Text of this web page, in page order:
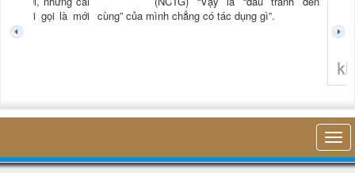
mới gọi là mới cùng” của mình chẳng có tác dụng gì”.